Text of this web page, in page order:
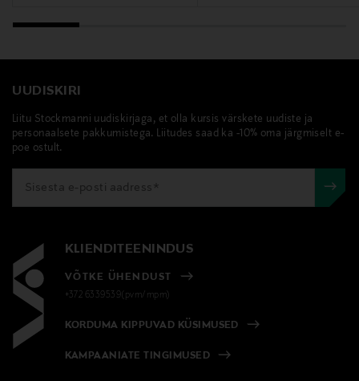
UUDISKIRI
Liitu Stockmanni uudiskirjaga, et olla kursis värskete uudiste ja
personaalsete pakkumistega. Liitudes saad ka -10% oma järgmiselt e-
poe ostult.
KLIENDITEENINDUS
VÕTKE ÜHENDUST
+372 6339539(pvm/mpm)
KORDUMA KIPPUVAD KÜSIMUSED
KAMPAANIATE TINGIMUSED